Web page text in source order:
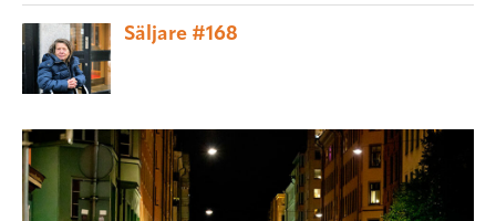
Säljare #168